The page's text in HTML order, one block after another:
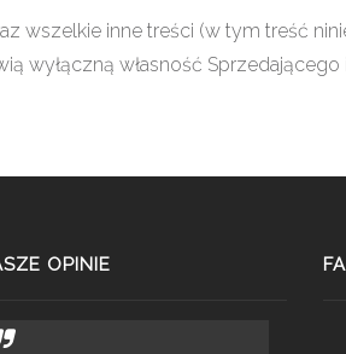
wszelkie inne treści (w tym treść
wyłączną własność
OPINIE